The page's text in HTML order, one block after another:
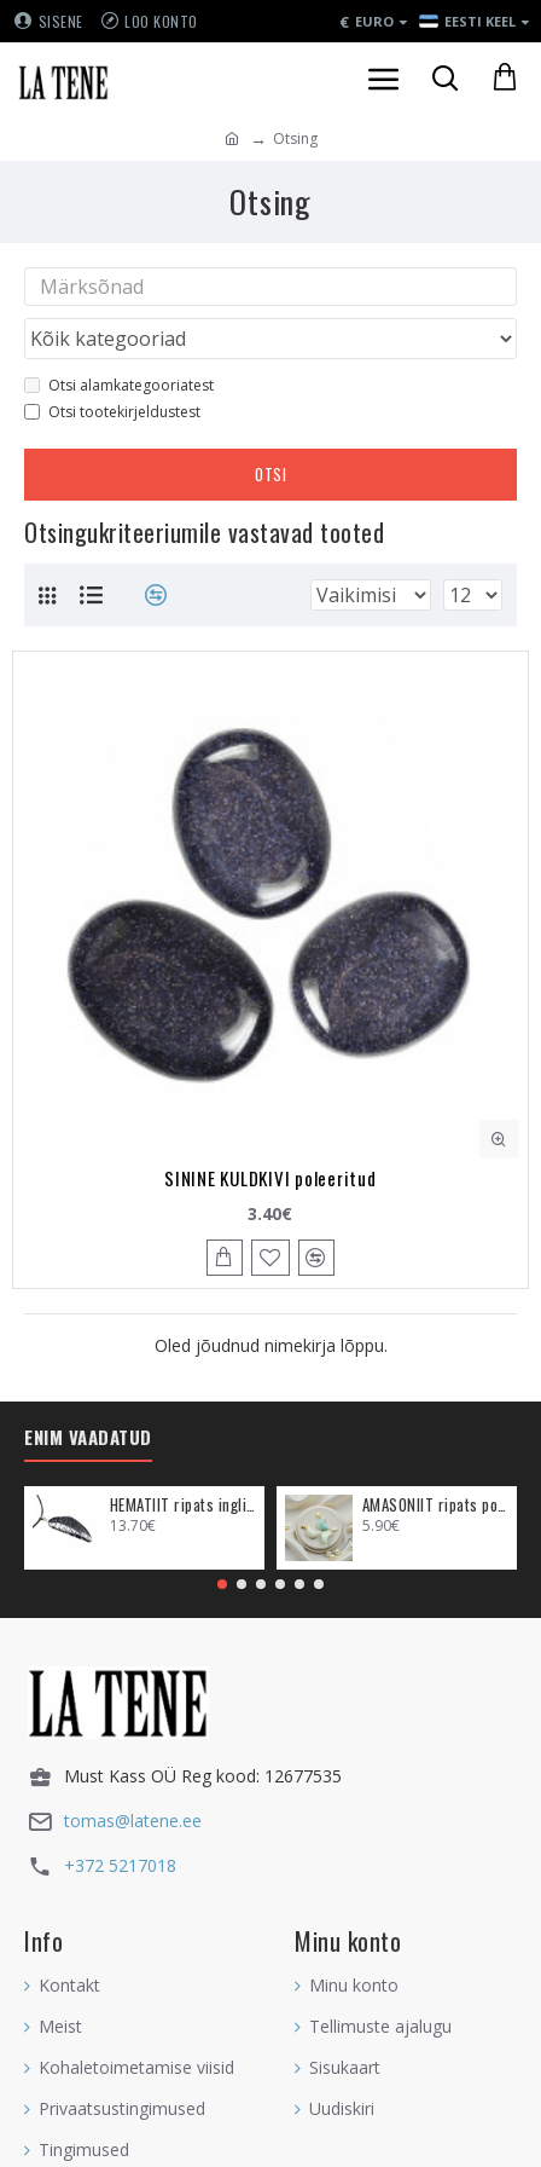
SISENE LOO KONTO € EURO EESTI KEEL
Otsing
Otsing
Otsi alamkategooriatest
Otsi tootekirjeldustest
OTSI
Otsingukriteeriumile vastavad tooted
SININE KULDKIVI poleeritud
3.40€
Oled jõudnud nimekirja lõppu.
ENIM VAADATUD
13.70€ 5.90€
Must Kass OÜ Reg kood: 12677535
tomas@latene.ee
+372 5217018
Info
Kontakt
Meist
Kohaletoimetamise viisid
Privaatsustingimused
Tingimused
Minu konto
Minu konto
Tellimuste ajalugu
Sisukaart
Uudiskiri